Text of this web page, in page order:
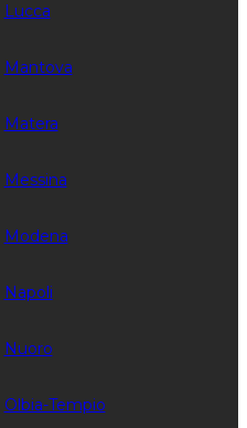
Lucca
Mantova
Matera
Messina
Modena
Napoli
Nuoro
Olbia-Tempio